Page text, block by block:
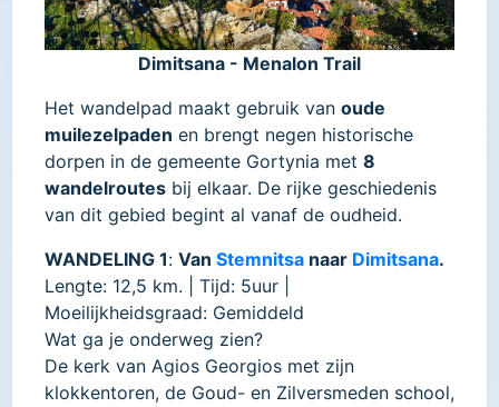
Dimitsana - Menalon Trail
Het wandelpad maakt gebruik van oude
muilezelpaden en brengt negen historische
dorpen in de gemeente Gortynia met 8
wandelroutes bij elkaar. De rijke geschiedenis
van dit gebied begint al vanaf de oudheid.
WANDELING 1: Van Stemnitsa naar Dimitsana.
Lengte: 12,5 km. | Tijd: 5uur |
Moeilijkheidsgraad: Gemiddeld
Wat ga je onderweg zien?
De kerk van Agios Georgios met zijn
klokkentoren, de Goud- en Zilversmeden school,